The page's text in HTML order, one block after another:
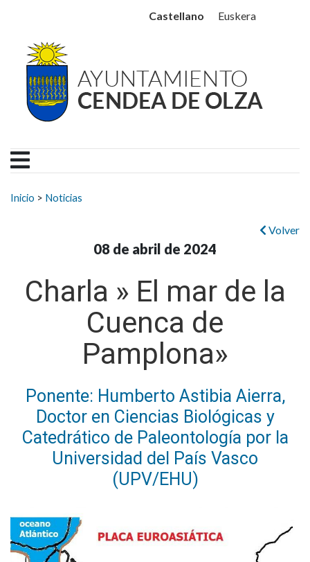
Ayuntamiento Cendea
Castellano Euskera
Buscar:
Inicio > Noticias
Volver
08 de abril de 2024
Charla » El mar de la
Cuenca de
Pamplona»
Ponente: Humberto Astibia Aierra,
Doctor en Ciencias Biológicas y
Catedrático de Paleontología por la
Universidad del País Vasco
(UPV/EHU)